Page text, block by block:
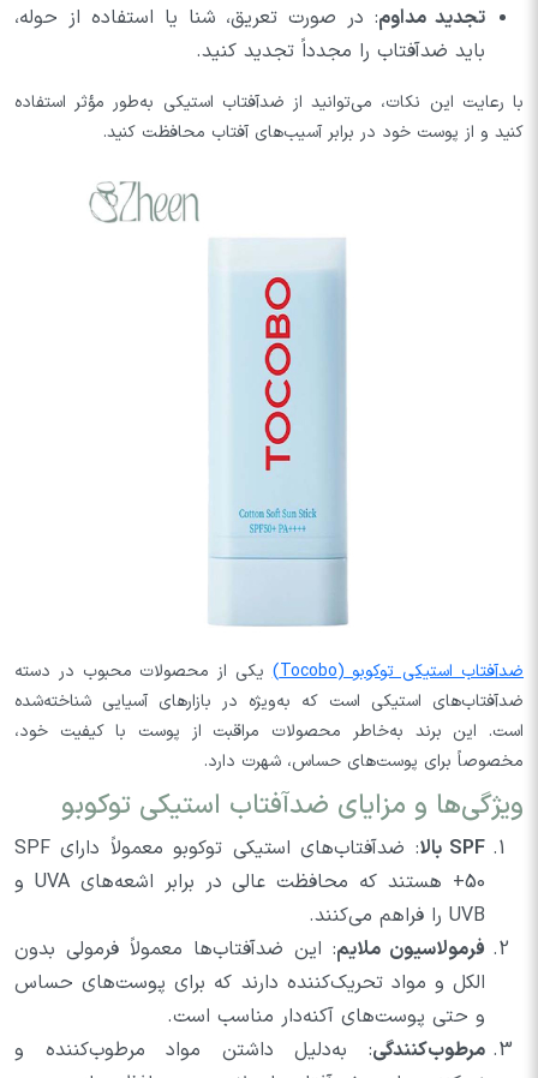
تجدید مداوم: در صورت تعریق، شنا یا استفاده از حوله،
باید ضدآفتاب را مجدداً تجدید کنید.
با رعایت این نکات، می‌توانید از ضدآفتاب استیکی به‌طور مؤثر استفاده
کنید و از پوست خود در برابر آسیب‌های آفتاب محافظت کنید.
ضدآفتاب استیکی توکوبو (Tocobo)
یکی از محصولات محبوب در دسته
ضدآفتاب‌های استیکی است که به‌ویژه در بازارهای آسیایی شناخته‌شده
است. این برند به‌خاطر محصولات مراقبت از پوست با کیفیت خود،
مخصوصاً برای پوست‌های حساس، شهرت دارد.
ویژگی‌ها و مزایای ضدآفتاب استیکی توکوبو
SPF بالا
: ضدآفتاب‌های استیکی توکوبو معمولاً دارای SPF
50+ هستند که محافظت عالی در برابر اشعه‌های UVA و
UVB را فراهم می‌کنند.
فرمولاسیون ملایم: این ضدآفتاب‌ها معمولاً فرمولی بدون
الکل و مواد تحریک‌کننده دارند که برای پوست‌های حساس
و حتی پوست‌های آکنه‌دار مناسب است.
مرطوب‌کنندگی: به‌دلیل داشتن مواد مرطوب‌کننده و